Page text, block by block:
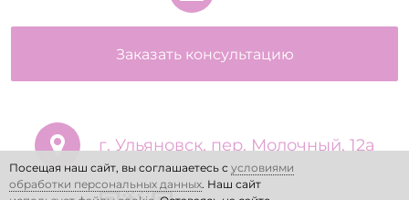
г. Ульяновск, пер. Молочный, 12а
Заказать консультацию
Посещая наш сайт, вы соглашаетесь с условиями
обработки персональных данных. Наш сайт